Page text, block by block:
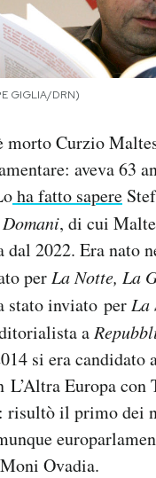
mobile
Post
di aiuto?
GIGLIA/DRN)
morto Curzio
aveva 63
ha fatto sapere
Domani, di cui
2022. Era nato
per La Notte, La
stato inviato per La
a
si era candidato
L’Altra Europa con
risultò il primo dei
Ovadia.